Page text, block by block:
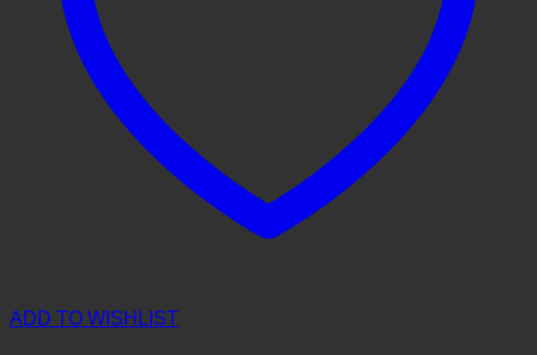
ADD TO WISHLIST